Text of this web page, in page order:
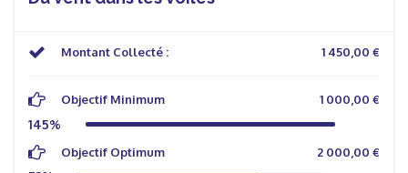
Montant Collecté : 1 450,00 €
Objectif Minimum 1 000,00 €
145%
Objectif Optimum 2 000,00 €